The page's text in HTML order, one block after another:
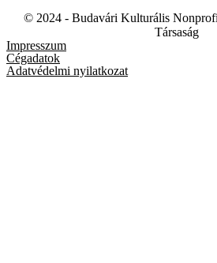
© 2024 - Budavári Kulturális
Társaság
Impresszum
Cégadatok
Adatvédelmi nyilatkozat